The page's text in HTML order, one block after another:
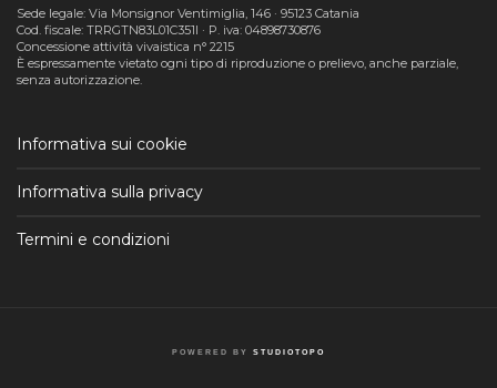
Sede legale: Via Monsignor Ventimiglia, 146 · 95123 Catania
Cod. fiscale: TRRGTN83L01C351I · P. iva: 04898730876
Concessione attività vivaistica n° 2215
È espressamente vietato ogni tipo di riproduzione o prelievo, anche parziale,
senza autorizzazione.
Informativa sui cookie
Informativa sulla privacy
Termini e condizioni
POWERED BY STUDIOTOPO